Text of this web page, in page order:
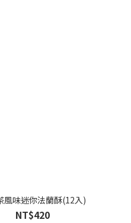
風味迷你法蘭酥(12入)
NT$420